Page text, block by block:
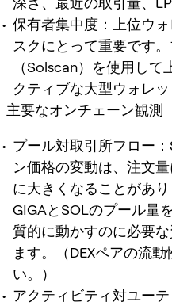
保有者集中度：上位ウ
スクにとって重要です
（Solscan）を使用し
クティブな大型ウォレ
主要なオンチェーン観測
プール対取引所フロー
ン価格の変動は、注文
に大きくなることがあ
GIGAとSOLのプール量
質的に動かすのに必要
ます。（DEXペアの流
い。）
アクティビティ対ユー